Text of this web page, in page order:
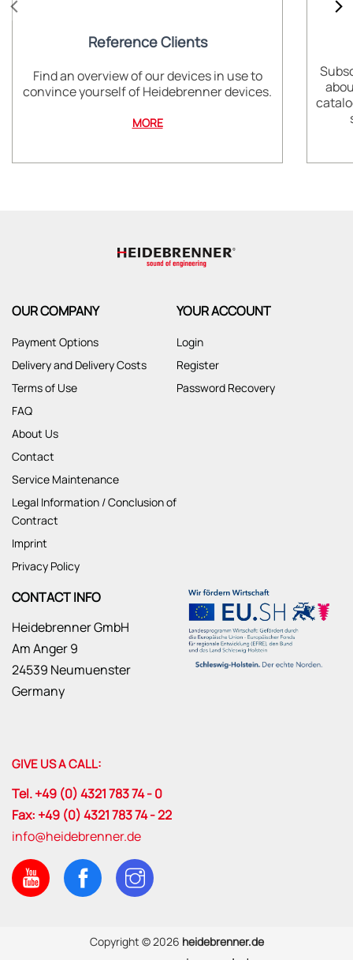
Reference Clients
Find an overview of our devices in use to
convince yourself of Heidebrenner devices.
MORE
OUR COMPANY
Payment Options
Delivery and Delivery Costs
Terms of Use
FAQ
About Us
Contact
Service Maintenance
Legal Information / Conclusion of
Contract
Imprint
Privacy Policy
YOUR ACCOUNT
Login
Register
Password Recovery
CONTACT INFO
Heidebrenner GmbH
Am Anger 9
24539 Neumuenster
Germany
GIVE US A CALL:
Tel. +49 (0) 4321 783 74 - 0
Fax: +49 (0) 4321 783 74 - 22
info@heidebrenner.de
Copyright © 2026 heidebrenner.de